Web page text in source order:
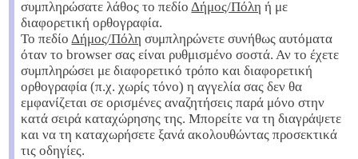
συμπληρώσατε λάθος το πεδίο Δήμος/Πόλη ή με
διαφορετική ορθογραφία.
Το πεδίο Δήμος/Πόλη συμπληρώνετε συνήθως αυτόματα
όταν το browser σας είναι ρυθμισμένο σοστά. Αν το έχετε
συμπληρώσει με διαφορετικό τρόπο και διαφορετική
ορθογραφία (π.χ. χωρίς τόνο) η αγγελία σας δεν θα
εμφανίζεται σε ορισμένες αναζητήσεις παρά μόνο στην
κατά σειρά καταχώρησης της. Μπορείτε να τη διαγράψετε
και να τη καταχωρήσετε ξανά ακολουθώντας προσεκτικά
τις οδηγίες.